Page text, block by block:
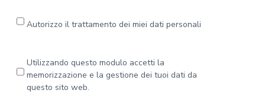
e
l
Autorizzo il trattamento dei miei dati personali
r
Utilizzando questo modulo accetti la
memorizzazione e la gestione dei tuoi dati da
questo sito web.